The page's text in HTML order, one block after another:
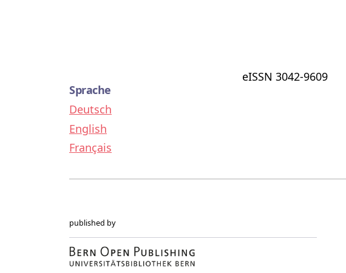
Sprache
Deutsch
English
Français
eISSN 3042-9609
published by